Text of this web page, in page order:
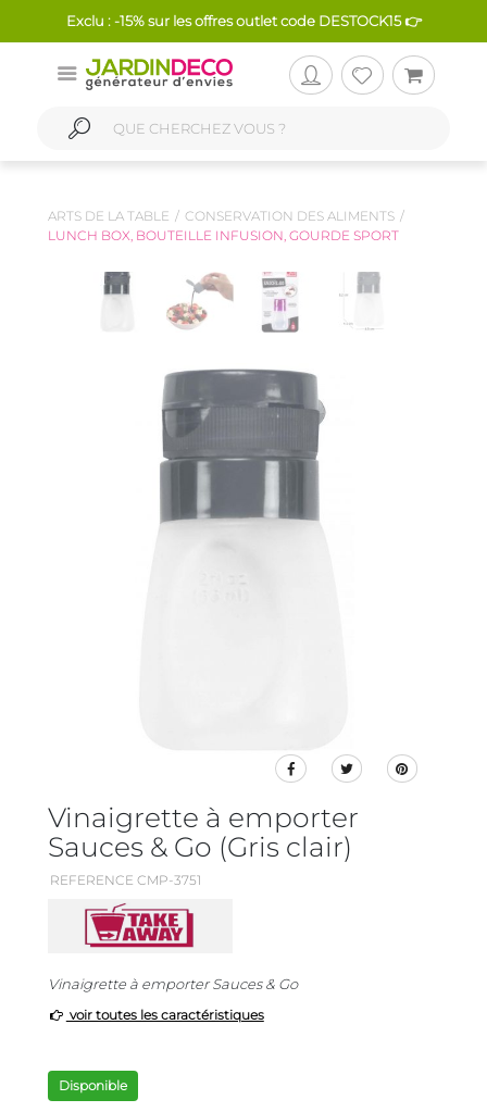
Exclu : -15% sur les offres outlet code DESTOCK15 👉
ARTS DE LA TABLE
CONSERVATION DES ALIMENTS
LUNCH BOX, BOUTEILLE INFUSION, GOURDE SPORT
Vinaigrette à emporter
Sauces & Go (Gris clair)
REFERENCE CMP-3751
Vinaigrette à emporter Sauces & Go
voir toutes les caractéristiques
Disponible